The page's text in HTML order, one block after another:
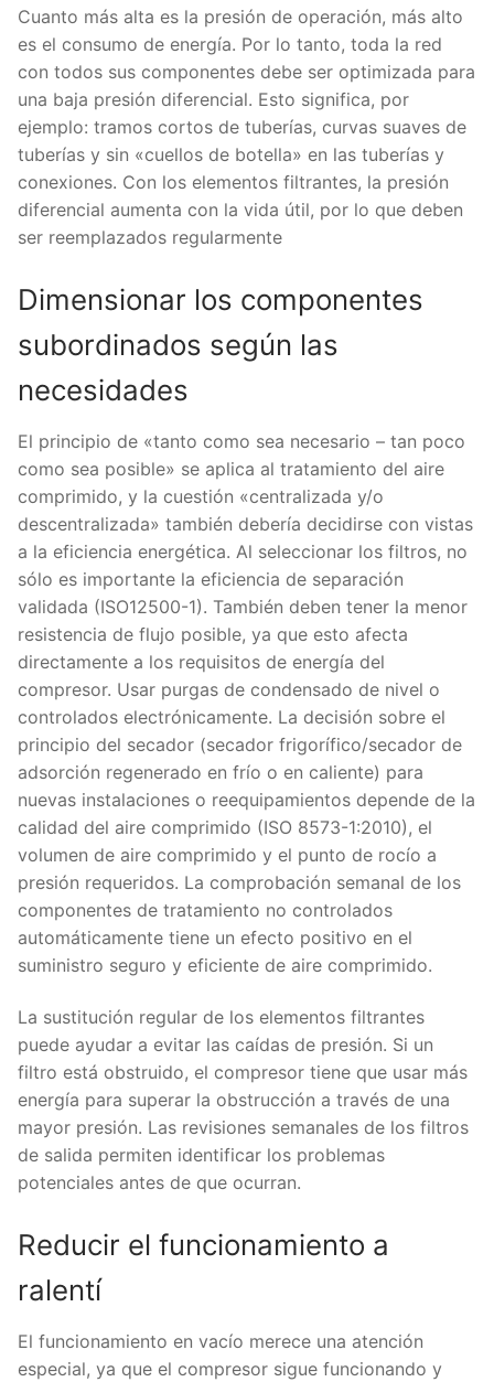
Cuanto más alta es la presión de operación, más alto
es el consumo de energía. Por lo tanto, toda la red
con todos sus componentes debe ser optimizada para
una baja presión diferencial. Esto significa, por
ejemplo: tramos cortos de tuberías, curvas suaves de
tuberías y sin «cuellos de botella» en las tuberías y
conexiones. Con los elementos filtrantes, la presión
diferencial aumenta con la vida útil, por lo que deben
ser reemplazados regularmente
Dimensionar los componentes
subordinados según las
necesidades
El principio de «tanto como sea necesario – tan poco
como sea posible» se aplica al tratamiento del aire
comprimido, y la cuestión «centralizada y/o
descentralizada» también debería decidirse con vistas
a la eficiencia energética. Al seleccionar los filtros, no
sólo es importante la eficiencia de separación
validada (ISO12500-1). También deben tener la menor
resistencia de flujo posible, ya que esto afecta
directamente a los requisitos de energía del
compresor. Usar purgas de condensado de nivel o
controlados electrónicamente. La decisión sobre el
principio del secador (secador frigorífico/secador de
adsorción regenerado en frío o en caliente) para
nuevas instalaciones o reequipamientos depende de la
calidad del aire comprimido (ISO 8573-1:2010), el
volumen de aire comprimido y el punto de rocío a
presión requeridos. La comprobación semanal de los
componentes de tratamiento no controlados
automáticamente tiene un efecto positivo en el
suministro seguro y eficiente de aire comprimido.
La sustitución regular de los elementos filtrantes
puede ayudar a evitar las caídas de presión. Si un
filtro está obstruido, el compresor tiene que usar más
energía para superar la obstrucción a través de una
mayor presión. Las revisiones semanales de los filtros
de salida permiten identificar los problemas
potenciales antes de que ocurran.
Reducir el funcionamiento a
ralentí
El funcionamiento en vacío merece una atención
especial, ya que el compresor sigue funcionando y